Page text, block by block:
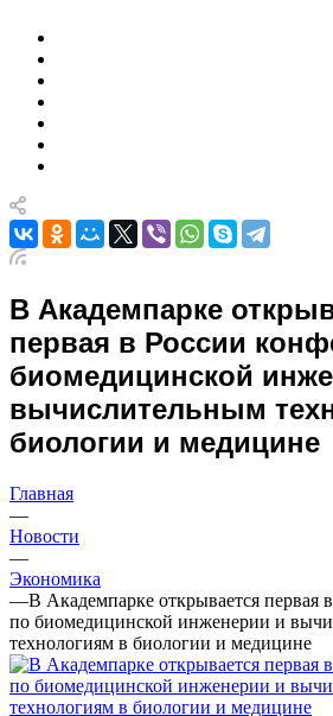
В Академпарке
первая в России
биомедицинской
вычислительным
биологии и медицине
Главная
—
Новости
—
Экономика
—В Академпарке открывается первая
по биомедицинской инженерии и
технологиям в биологии и медицине